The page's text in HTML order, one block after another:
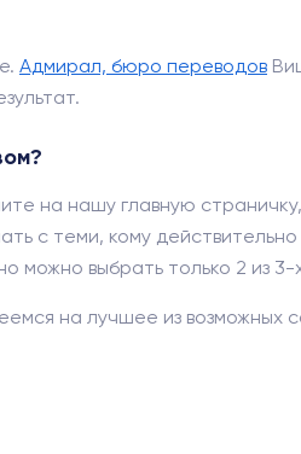
Адмирал, бюро переводов
на нашу главную
с теми, кому
можно выбрать только 2 из 3-
на лучшее из возможных